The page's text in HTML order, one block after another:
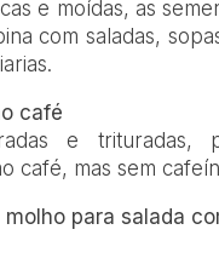
e moídas, as
com saladas,
café
e trituradas,
café, mas sem
para salada